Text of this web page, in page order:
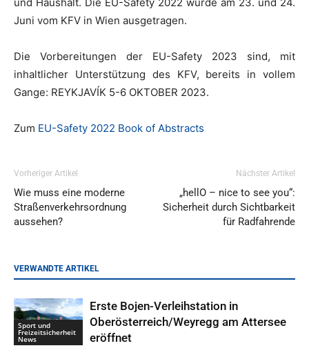
Juni vom KFV in Wien ausgetragen.
Die Vorbereitungen der EU-Safety 2023 sind, mit
inhaltlicher Unter­stützung des KFV, bereits in vollem
Gange: REYKJAVÍK 5-6 OKTOBER 2023.
Zum EU-Safety 2022 Book of Abstracts
Vorheriger Artikel
Wie muss eine moderne
Straßenverkehrsordnung
aussehen?
Nächster Artikel
„hellO – nice to see you“:
Sicherheit durch Sichtbarkeit
für Radfahrende
VERWANDTE ARTIKEL
Sport und
Freizeitsicherheit
News
Erste Bojen-Verleihstation in
Oberösterreich/Weyregg am Attersee
eröffnet